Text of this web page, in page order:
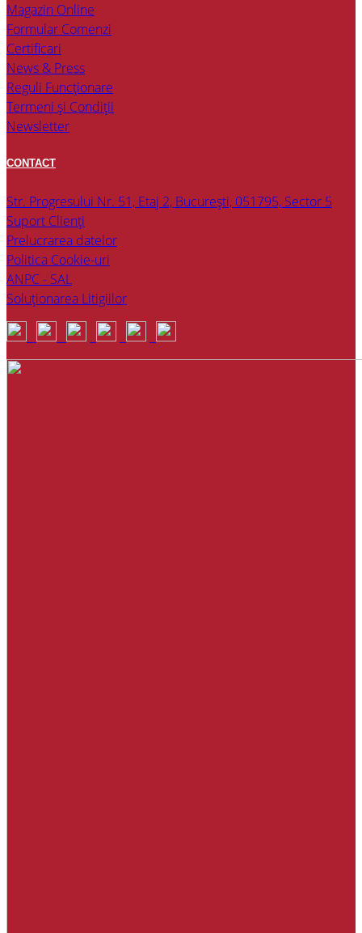
Magazin Online
Formular Comenzi
Certificari
News & Press
Reguli Funcționare
Termeni și Condiții
Newsletter
CONTACT
Str. Progresului Nr. 51, Etaj 2, București, 051795, Sector 5
Suport Clienți
Prelucrarea datelor
Politica Cookie-uri
ANPC - SAL
Soluționarea Litigiilor